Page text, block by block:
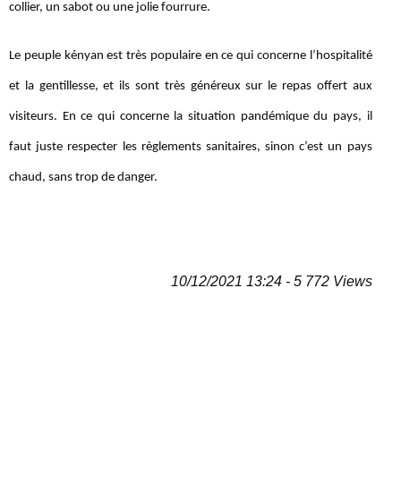
collier, un sabot ou une jolie fourrure.
Le peuple kényan est très populaire en ce qui concerne l’hospitalité
et la gentillesse, et ils sont très généreux sur le repas offert aux
visiteurs. En ce qui concerne la situation pandémique du pays, il
faut juste respecter les règlements sanitaires, sinon c’est un pays
chaud, sans trop de danger.
10/12/2021 13:24 - 5 772 Views